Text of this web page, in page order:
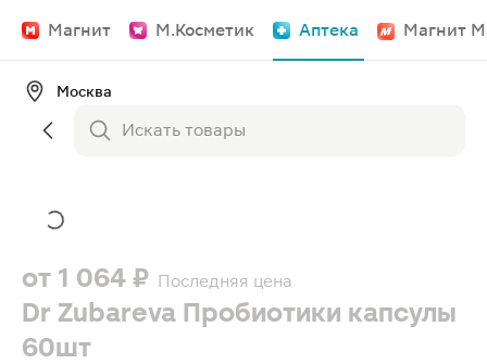
Магнит М.Косметик Аптека Магнит
Москва
от 1 064 ₽ Последняя цена
Dr Zubareva Пробиотики капсулы
60шт